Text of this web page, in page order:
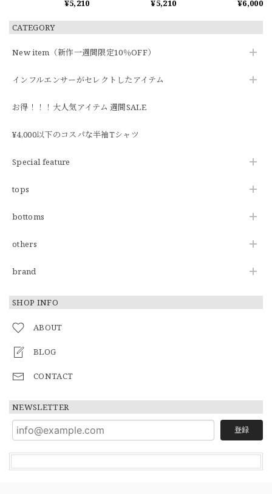
CATEGORY
New item（新作一週間限定10％OFF）
インフルエンサーがセレクトしたアイテム
お得！！！大人気アイテム 週間SALE
¥4,000以下のコスパな半袖Tシャツ
Special feature
tops
bottoms
others
brand
SHOP INFO
ABOUT
BLOG
CONTACT
NEWSLETTER
登録
¥5,210 ¥5,210 ¥6,000